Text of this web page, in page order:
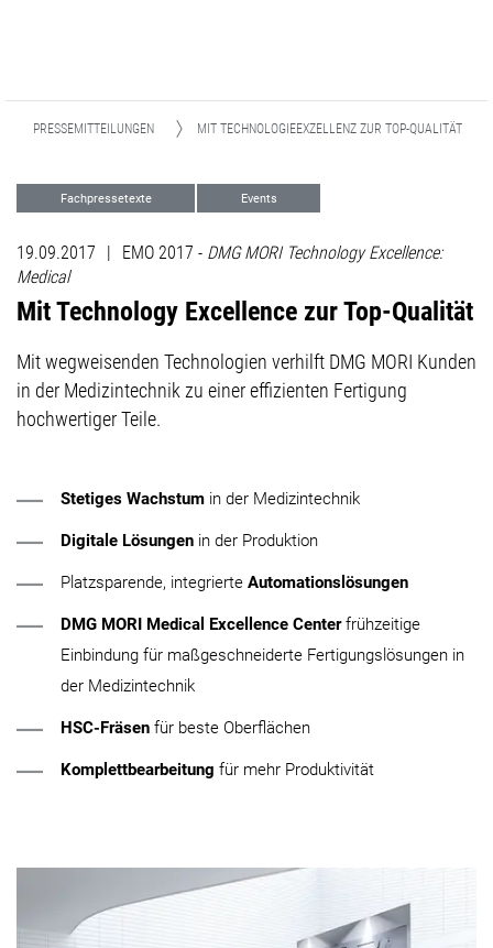
PRESSEMITTEILUNGEN MIT TECHNOLOGIEEXZELLENZ ZUR TOP-QUALITÄT
Fachpressetexte Events
19.09.2017 | EMO 2017 - DMG MORI Technology Excellence:
Medical
Mit Technology Excellence zur Top-Qualität
Mit wegweisenden Technologien verhilft DMG MORI Kunden
in der Medizintechnik zu einer effizienten Fertigung
hochwertiger Teile.
Stetiges Wachstum in der Medizintechnik
Digitale Lösungen in der Produktion
Platzsparende, integrierte Automationslösungen
DMG MORI Medical Excellence Centerfrühzeitige
Einbindung für maßgeschneiderte Fertigungslösungen in
der Medizintechnik
HSC-Fräsen für beste Oberflächen
Komplettbearbeitung für mehr Produktivität